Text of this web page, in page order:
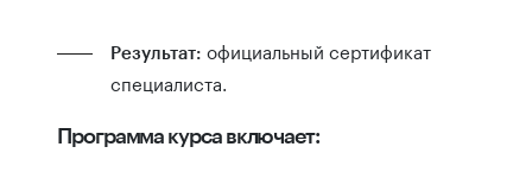
Результат: официальный сертификат
специалиста.
Программа курса включает: